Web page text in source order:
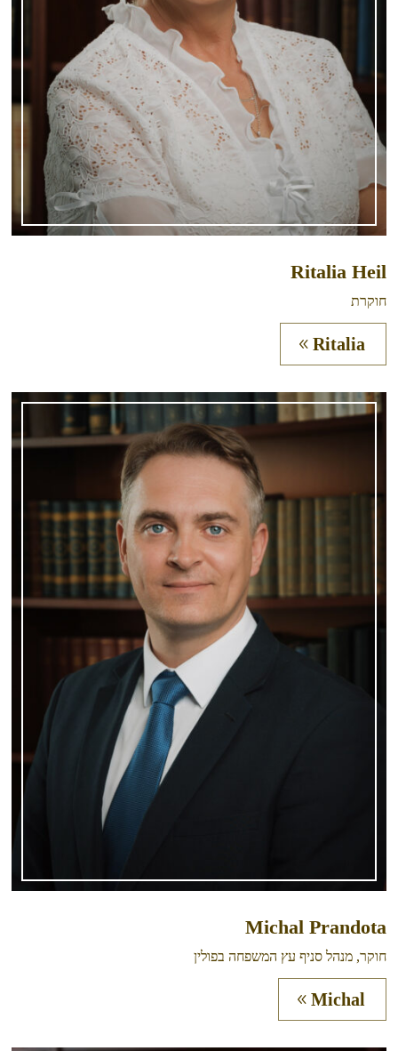
Ritalia Heil
חוקרת
Ritalia
Michal Prandota
חוקר, מנהל סניף עץ המשפחה בפולין
Michal